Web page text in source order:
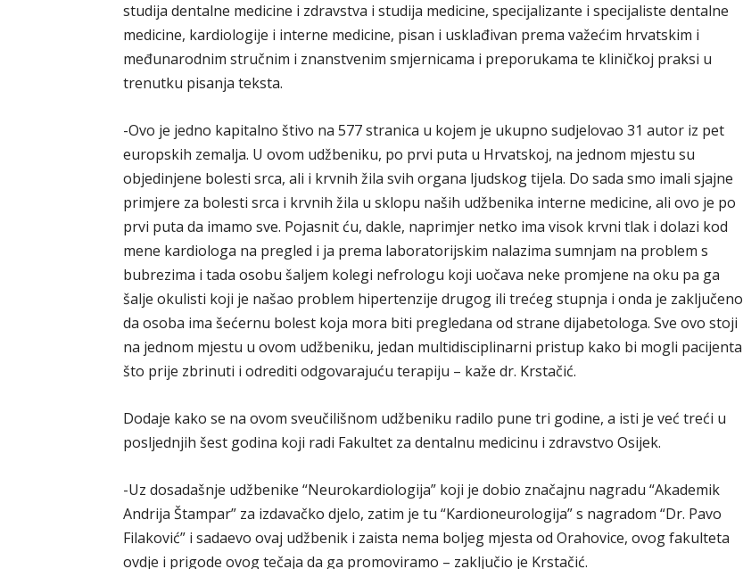
studija dentalne medicine i zdravstva i studija medicine, specijalizante i specijaliste dentalne
medicine, kardiologije i interne medicine, pisan i usklađivan prema važećim hrvatskim i
međunarodnim stručnim i znanstvenim smjernicama i preporukama te kliničkoj praksi u
trenutku pisanja teksta.
-Ovo je jedno kapitalno štivo na 577 stranica u kojem je ukupno sudjelovao 31 autor iz pet
europskih zemalja. U ovom udžbeniku, po prvi puta u Hrvatskoj, na jednom mjestu su
objedinjene bolesti srca, ali i krvnih žila svih organa ljudskog tijela. Do sada smo imali sjajne
primjere za bolesti srca i krvnih žila u sklopu naših udžbenika interne medicine, ali ovo je po
prvi puta da imamo sve. Pojasnit ću, dakle, naprimjer netko ima visok krvni tlak i dolazi kod
mene kardiologa na pregled i ja prema laboratorijskim nalazima sumnjam na problem s
bubrezima i tada osobu šaljem kolegi nefrologu koji uočava neke promjene na oku pa ga
šalje okulisti koji je našao problem hipertenzije drugog ili trećeg stupnja i onda je zaključeno
da osoba ima šećernu bolest koja mora biti pregledana od strane dijabetologa. Sve ovo stoji
na jednom mjestu u ovom udžbeniku, jedan multidisciplinarni pristup kako bi mogli pacijenta
što prije zbrinuti i odrediti odgovarajuću terapiju – kaže dr. Krstačić.
Dodaje kako se na ovom sveučilišnom udžbeniku radilo pune tri godine, a isti je već treći u
posljednjih šest godina koji radi Fakultet za dentalnu medicinu i zdravstvo Osijek.
-Uz dosadašnje udžbenike “Neurokardiologija” koji je dobio značajnu nagradu “Akademik
Andrija Štampar” za izdavačko djelo, zatim je tu “Kardioneurologija” s nagradom “Dr. Pavo
Filaković” i sadaevo ovaj udžbenik i zaista nema boljeg mjesta od Orahovice, ovog fakulteta
ovdje i prigode ovog tečaja da ga promoviramo – zaključio je Krstačić.